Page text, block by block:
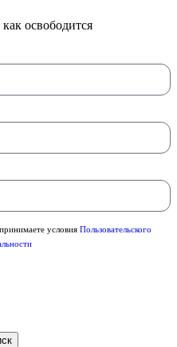
освободится
условия Пользовательского